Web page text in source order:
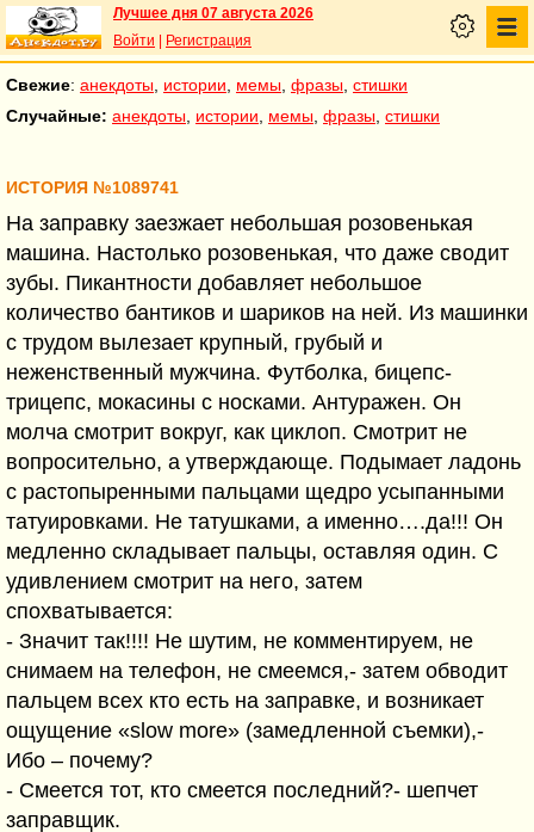
Лучшее дня 07 августа 2026
Войти
Регистрация
Свежие: анекдоты истории мемы фразы стишки
Случайные: анекдоты истории мемы фразы стишки
ИСТОРИЯ №1089741
На заправку заезжает небольшая розовенькая
машина. Настолько розовенькая, что даже сводит
зубы. Пикантности добавляет небольшое
количество бантиков и шариков на ней. Из машинки
с трудом вылезает крупный, грубый и
неженственный мужчина. Футболка, бицепс-
трицепс, мокасины с носками. Антуражен. Он
молча смотрит вокруг, как циклоп. Смотрит не
вопросительно, а утверждающе. Подымает ладонь
с растопыренными пальцами щедро усыпанными
татуировками. Не татушками, а именно….да!!! Он
медленно складывает пальцы, оставляя один. С
удивлением смотрит на него, затем
спохватывается:
- Значит так!!!! Не шутим, не комментируем, не
снимаем на телефон, не смеемся,- затем обводит
пальцем всех кто есть на заправке, и возникает
ощущение «slow more» (замедленной съемки),-
Ибо – почему?
- Смеется тот, кто смеется последний?- шепчет
заправщик.